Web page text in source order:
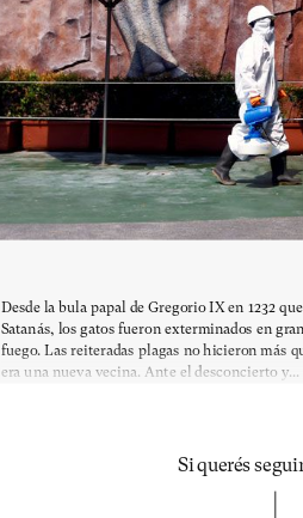
Desde la bula papal de Gregorio IX en 1232
Satanás, los gatos fueron exterminados en
fuego. Las reiteradas plagas no hicieron más
era una nueva vecina. Ante el desconcierto y...
Si querés